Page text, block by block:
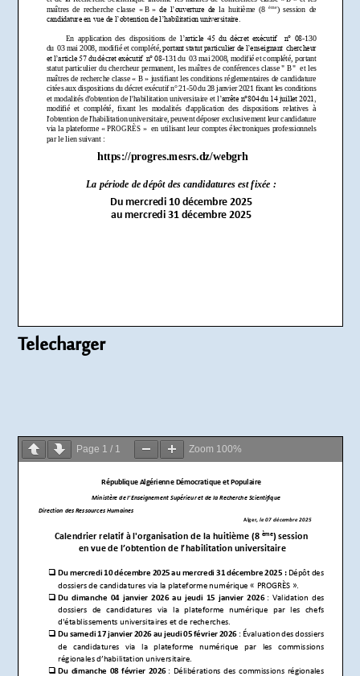
Telecharger
Page 1 / 1 Zoom 100%